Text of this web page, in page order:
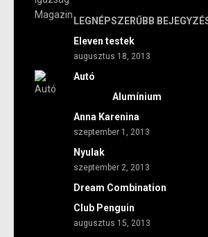
LEGNÉPSZERŰBB
Eleven testek
augusztus 18, 2013
Autó
Alumínium
Anna Karenina
szeptember 1, 2013
Nyulak
szeptember 2, 2013
Dream Combination
Club Penguin
augusztus 15, 2013